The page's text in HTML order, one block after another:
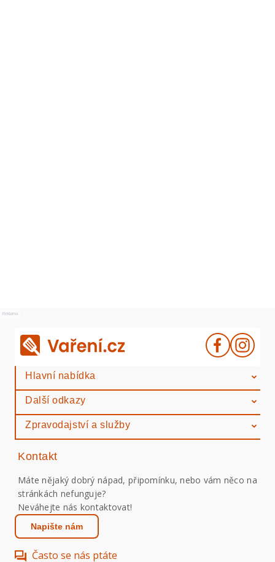
Reklama
Hlavní nabídka
Další odkazy
Zpravodajství a služby
Kontakt
Máte nějaký dobrý nápad, připomínku, nebo vám něco na
stránkách nefunguje?
Neváhejte nás kontaktovat!
Napište nám
Často se nás ptáte